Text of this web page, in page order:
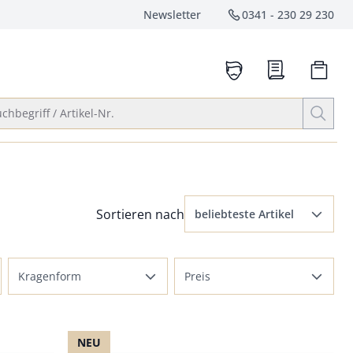
Newsletter Service-
0341 - 230 29 230
anrufen
/ Artikel-Nr.
Menü Sortierung: beliebteste Artikel
Sortieren nach beliebteste Artikel
Preis aufsteigend
Kragenform
Kentkragen
Preis
NEU